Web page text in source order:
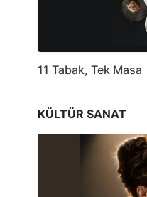
11 Tabak, Tek Masa
KÜLTÜR SANAT